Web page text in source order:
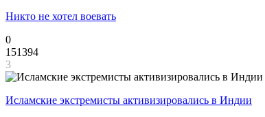
Никто не хотел воевать
0
151394
3
Исламские экстремисты активизировались в Индии